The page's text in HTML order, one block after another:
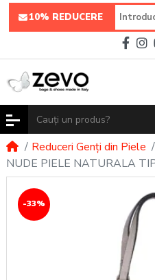
10% REDUCERE
Reduceri Genți din Piele
NUDE PIELE NATURALA
-33%